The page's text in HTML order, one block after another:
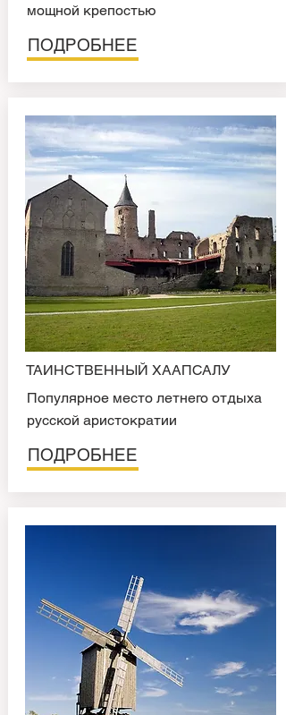
мощной крепостью
ПОДРОБНЕЕ
ТАИНСТВЕННЫЙ ХААПСАЛУ
Популярное место летнего отдыха
русской аристократии
ПОДРОБНЕЕ